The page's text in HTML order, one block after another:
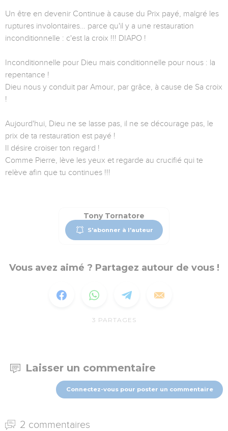
Un être en devenir Continue à cause du Prix payé, malgré les
ruptures involontaires… parce qu'il y a une restauration
inconditionnelle : c'est la croix !!! DIAPO !
Inconditionnelle pour Dieu mais conditionnelle pour nous : la
repentance !
Dieu nous y conduit par Amour, par grâce, à cause de Sa croix
!
Aujourd'hui, Dieu ne se lasse pas, il ne se décourage pas, le
prix de ta restauration est payé !
Il désire croiser ton regard !
Comme Pierre, lève les yeux et regarde au crucifié qui te
relève afin que tu continues !!!
Tony Tornatore
S'abonner à l'auteur
Vous avez aimé ? Partagez autour de vous !
3 PARTAGES
Laisser un commentaire
Connectez-vous pour poster un commentaire
2 commentaires